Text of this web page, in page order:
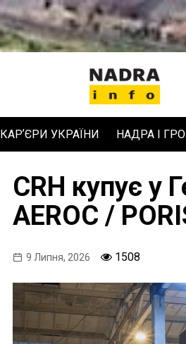
КАРʼЄРИ УКРАЇНИ НАДРА І
CRH купує у
AEROC /
9 Липня, 2026 1508